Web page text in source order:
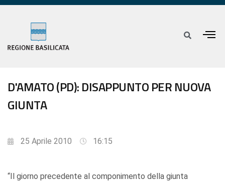
D'AMATO (PD): DISAPPUNTO PER NUOVA
GIUNTA
25 Aprile 2010 16:15
“Il giorno precedente al componimento della giunta